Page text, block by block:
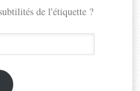
de l'étiquette ?